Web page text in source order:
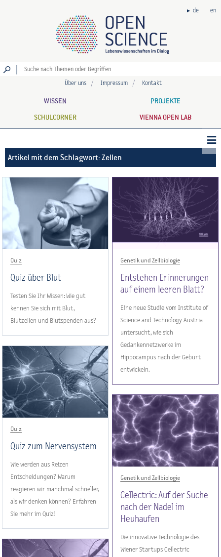
de en
Über uns Impressum Kontakt
WISSEN PROJEKTE
SCHULCORNER VIENNA OPEN LAB
Artikel mit dem Schlagwort: Zellen
Quiz
Quiz über Blut
Testen Sie Ihr Wissen: Wie gut
kennen Sie sich mit Blut,
Blutzellen und Blutspenden aus?
Genetik und Zellbiologie
Entstehen Erinnerungen
auf einem leeren Blatt?
Eine neue Studie vom Institute of
Science and Technology Austria
untersucht, wie sich
Gedankennetzwerke im
Hippocampus nach der Geburt
entwickeln.
Quiz
Quiz zum Nervensystem
Wie werden aus Reizen
Entscheidungen? Warum
reagieren wir manchmal schneller,
als wir denken können? Erfahren
Sie mehr im Quiz!
Genetik und Zellbiologie
Cellectric: Auf der Suche
nach der Nadel im
Heuhaufen
Die innovative Technologie des
Wiener Startups Cellectric